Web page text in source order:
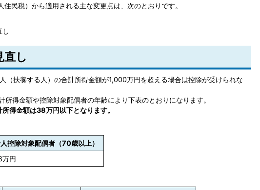
民税）から適用される主な変更点は、次のとおりです。
し
直し
（扶養する人）の合計所得金額が1,000万円を超える場合は控除が受けられな
所得金額や控除対象配偶者の年齢により下表のとおりになります。
得金額は38万円以下となります。
控除対象配偶者（70歳以上）
万円